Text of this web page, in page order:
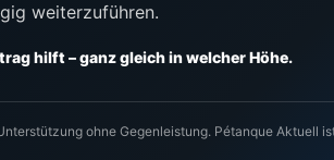
weiterzuführen.
hilft – ganz gleich in welcher Höhe.
ohne Gegenleistung. Pétanque Aktuell